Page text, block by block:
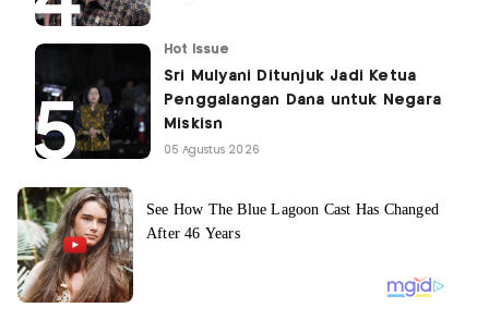
Hot Issue
Sri Mulyani Ditunjuk Jadi Ketua
Penggalangan Dana untuk Negara
Miskisn
05 Agustus 2026